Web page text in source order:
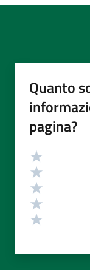
Quanto
pagina?
Valutazione